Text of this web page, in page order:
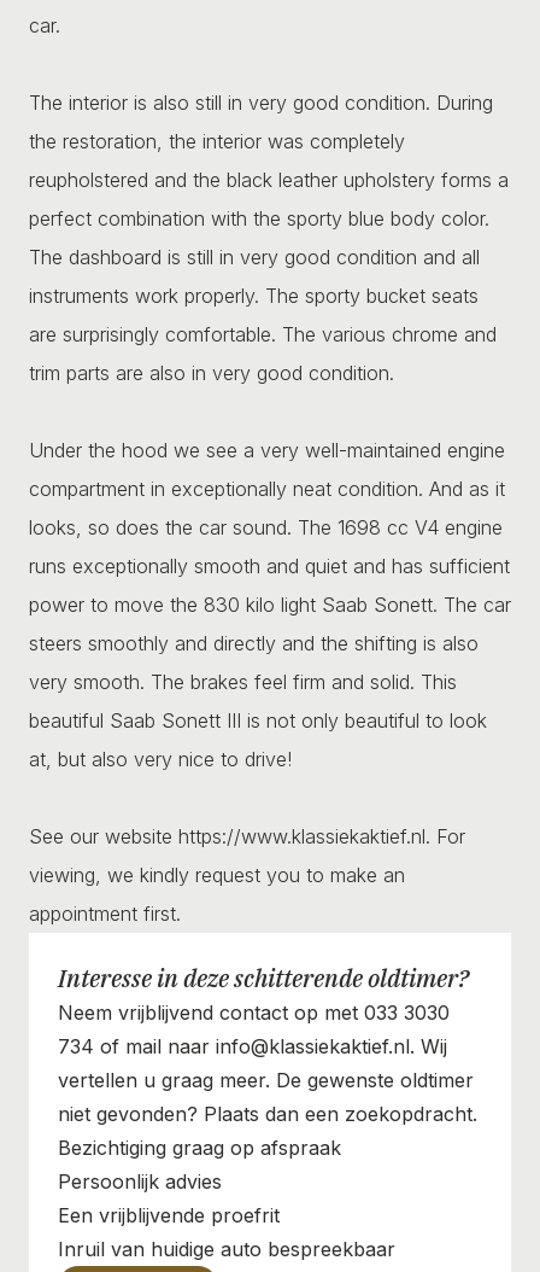
car.
The interior is also still in very good condition. During
the restoration, the interior was completely
reupholstered and the black leather upholstery forms a
perfect combination with the sporty blue body color.
The dashboard is still in very good condition and all
instruments work properly. The sporty bucket seats
are surprisingly comfortable. The various chrome and
trim parts are also in very good condition.
Under the hood we see a very well-maintained engine
compartment in exceptionally neat condition. And as it
looks, so does the car sound. The 1698 cc V4 engine
runs exceptionally smooth and quiet and has sufficient
power to move the 830 kilo light Saab Sonett. The car
steers smoothly and directly and the shifting is also
very smooth. The brakes feel firm and solid. This
beautiful Saab Sonett III is not only beautiful to look
at, but also very nice to drive!
See our website https://www.klassiekaktief.nl. For
viewing, we kindly request you to make an
appointment first.
Interesse in deze schitterende oldtimer?
Neem vrijblijvend contact op met 033 3030
734 of mail naar info@klassiekaktief.nl. Wij
vertellen u graag meer. De gewenste oldtimer
niet gevonden? Plaats dan een zoekopdracht.
Bezichtiging graag op afspraak
Persoonlijk advies
Een vrijblijvende proefrit
Inruil van huidige auto bespreekbaar